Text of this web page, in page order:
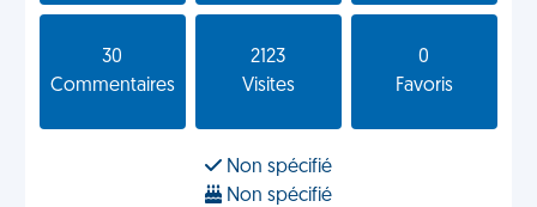
30
Commentaires
2123
Visites
0
Favoris
Non spécifié
Non spécifié